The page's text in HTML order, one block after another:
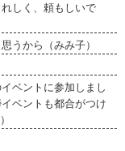
しく、頼もしいで
うから（みみ子）
ベントに参加しまし
ベントも都合がつけ